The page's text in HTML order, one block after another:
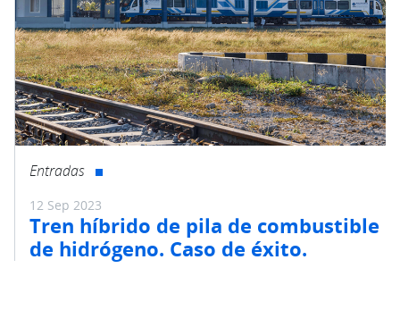
Entradas
12 Sep 2023
Tren híbrido de pila de combustible
de hidrógeno. Caso de éxito.